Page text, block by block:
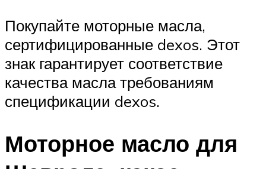
Покупайте моторные масла,
сертифицированные dexos. Этот
знак гарантирует соответствие
качества масла требованиям
спецификации dexos.
Моторное масло для